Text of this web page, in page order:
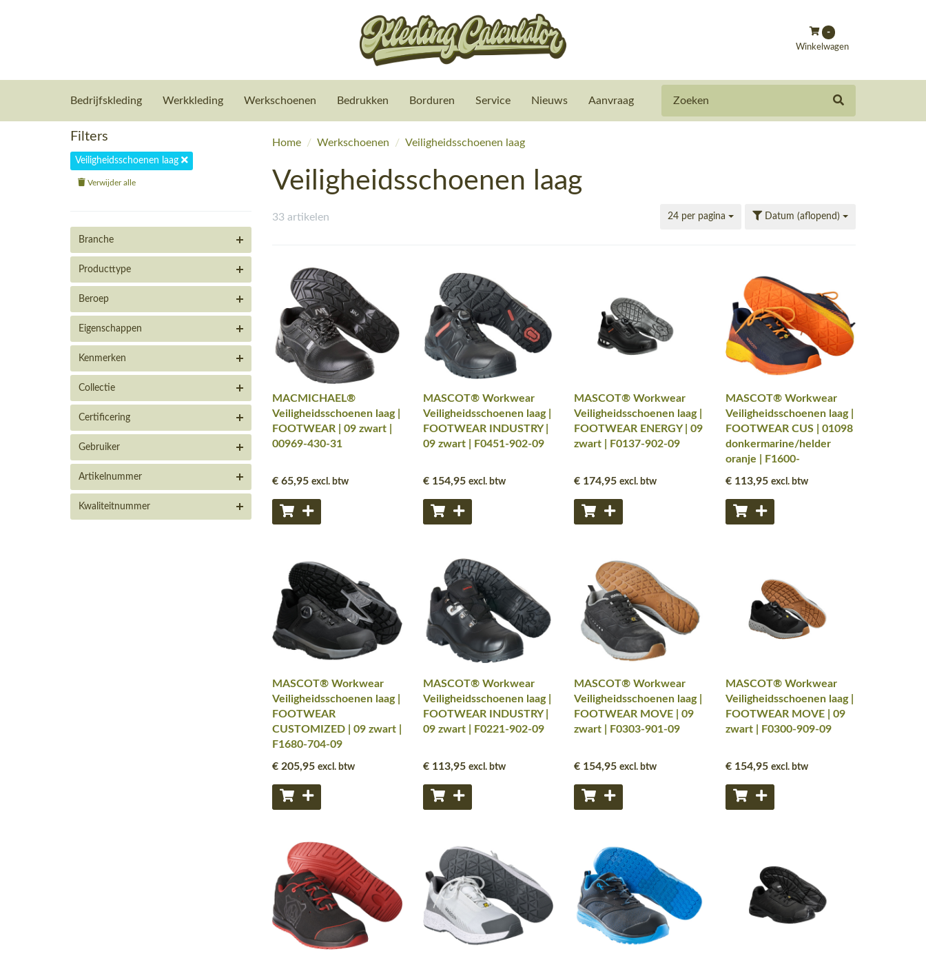
-
Winkelwagen
Bedrijfskleding Werkkleding Werkschoenen Bedrukken Borduren Service Nieuws Aanvraag
Filters
Veiligheidsschoenen laag
Verwijder alle
Branche
Producttype
Beroep
Eigenschappen
Kenmerken
Collectie
Certificering
Gebruiker
Artikelnummer
Kwaliteitnummer
Home / Werkschoenen / Veiligheidsschoenen laag
Veiligheidsschoenen laag
33 artikelen Datum (aflopend)
24 per pagina
MACMICHAEL®
Veiligheidsschoenen laag |
FOOTWEAR | 09 zwart |
00969-430-31
€ 65,95 excl. btw
MASCOT® Workwear
Veiligheidsschoenen laag |
FOOTWEAR INDUSTRY |
09 zwart | F0451-902-09
€ 154,95 excl. btw
MASCOT® Workwear
Veiligheidsschoenen laag |
FOOTWEAR ENERGY | 09
zwart | F0137-902-09
€ 174,95 excl. btw
MASCOT® Workwear
Veiligheidsschoenen laag |
FOOTWEAR CUS | 01098
donkermarine/helder
oranje | F1600-
€ 113,95 excl. btw
MASCOT® Workwear
Veiligheidsschoenen laag |
FOOTWEAR
CUSTOMIZED | 09 zwart |
F1680-704-09
€ 205,95 excl. btw
MASCOT® Workwear
Veiligheidsschoenen laag |
FOOTWEAR INDUSTRY |
09 zwart | F0221-902-09
€ 113,95 excl. btw
MASCOT® Workwear
Veiligheidsschoenen laag |
FOOTWEAR MOVE | 09
zwart | F0303-901-09
€ 154,95 excl. btw
MASCOT® Workwear
Veiligheidsschoenen laag |
FOOTWEAR MOVE | 09
zwart | F0300-909-09
€ 154,95 excl. btw